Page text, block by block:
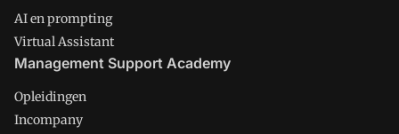
AI en prompting
Virtual Assistant
Management Support Academy
Opleidingen
Incompany